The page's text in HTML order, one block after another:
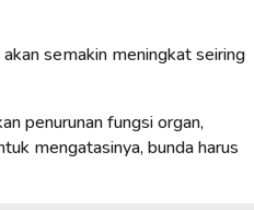
semakin meningkat seiring
penurunan fungsi organ,
mengatasinya, bunda harus